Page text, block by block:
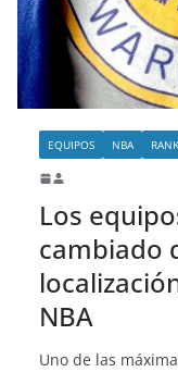
EQUIPOS NBA
Los
cambiado
NBA
Uno de las